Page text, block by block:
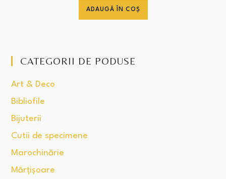
ADAUGĂ ÎN COȘ
CATEGORII DE PODUSE
Art & Deco
Bibliofile
Bijuterii
Cutii de specimene
Marochinărie
Mărțișoare